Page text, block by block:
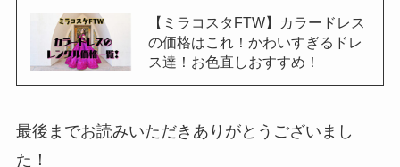
【ミラコスタFTW】カラードレス
の価格はこれ！かわいすぎるドレ
ス達！お色直しおすすめ！
最後までお読みいただきありがとうございまし
た！